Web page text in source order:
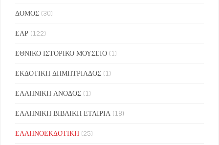
ΔΟΜΟΣ (30)
ΕΑΡ (122)
ΕΘΝΙΚΟ ΙΣΤΟΡΙΚΟ ΜΟΥΣΕΙΟ (1)
ΕΚΔΟΤΙΚΗ ΔΗΜΗΤΡΙΑΔΟΣ (1)
ΕΛΛΗΝΙΚΗ ΑΝΟΔΟΣ (1)
ΕΛΛΗΝΙΚΗ ΒΙΒΛΙΚΗ ΕΤΑΙΡΙΑ (18)
ΕΛΛΗΝΟΕΚΔΟΤΙΚΗ (25)